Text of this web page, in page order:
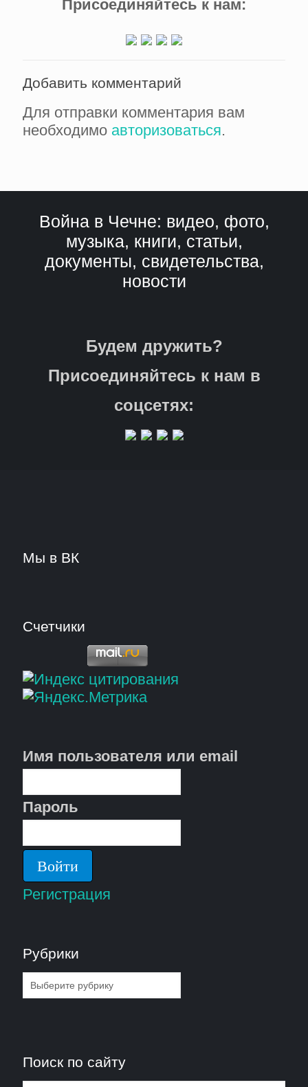
Присоединяйтесь к нам:
Добавить комментарий
Для отправки комментария вам
необходимо авторизоваться.
Война в Чечне: видео, фото,
музыка, книги, статьи,
документы, свидетельства,
новости
Будем дружить?
Присоединяйтесь к нам в
соцсетях:
Мы в ВК
Счетчики
Имя пользователя или email
Пароль
Регистрация
Рубрики
Рубрики
Поиск по сайту